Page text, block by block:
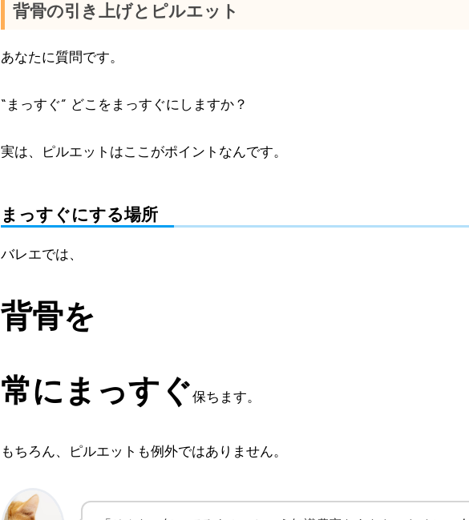
背骨の引き上げとピルエット
あなたに質問です。
“まっすぐ” どこをまっすぐにしますか？
実は、ピルエットはここがポイントなんです。
まっすぐにする場所
バレエでは、
背骨を
常にまっすぐ保ちます。
もちろん、ピルエットも例外ではありません。